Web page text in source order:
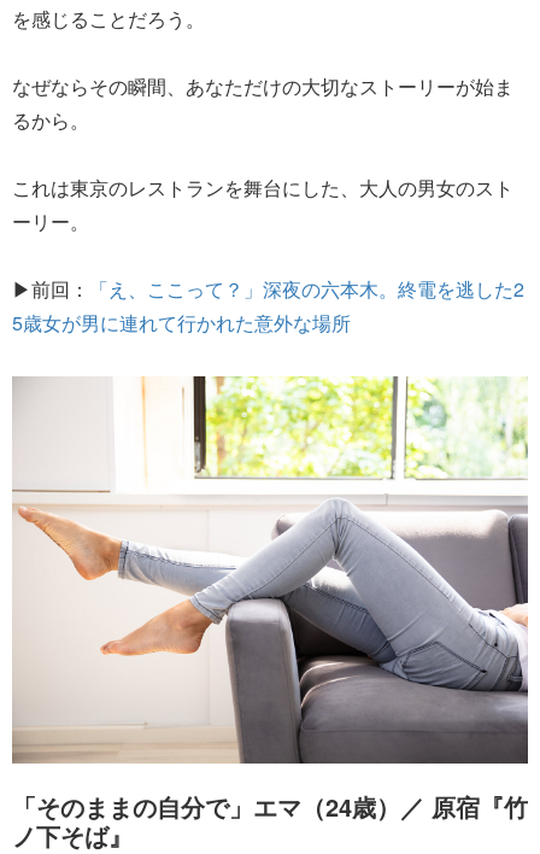
を感じることだろう。
なぜならその瞬間、あなただけの大切なストーリーが始ま
るから。
これは東京のレストランを舞台にした、大人の男女のスト
ーリー。
▶前回：
「え、ここって？」深夜の六本木。終電を逃した2
5歳女が男に連れて行かれた意外な場所
「そのままの自分で」エマ（24歳）／ 原宿『竹
ノ下そば』